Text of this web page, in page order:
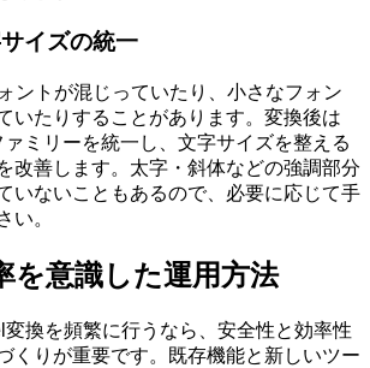
イズの統一
ントが混じっていたり、小さなフォン
いたりすることがあります。変換後は
ミリーを統一し、文字サイズを整える
改善します。太字・斜体などの強調部分
いないこともあるので、必要に応じて手
い。
を意識した運用方法
換を頻繁に行うなら、安全性と効率性
くりが重要です。既存機能と新しいツー